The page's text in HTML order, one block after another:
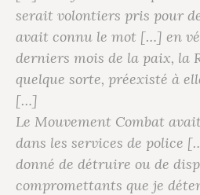
serait volontiers pris pour
avait connu le mot […] en
derniers mois de la paix, la
quelque sorte, préexisté à
[…]
Le Mouvement Combat
dans les services de police
donné de détruire ou de
compromettants que je